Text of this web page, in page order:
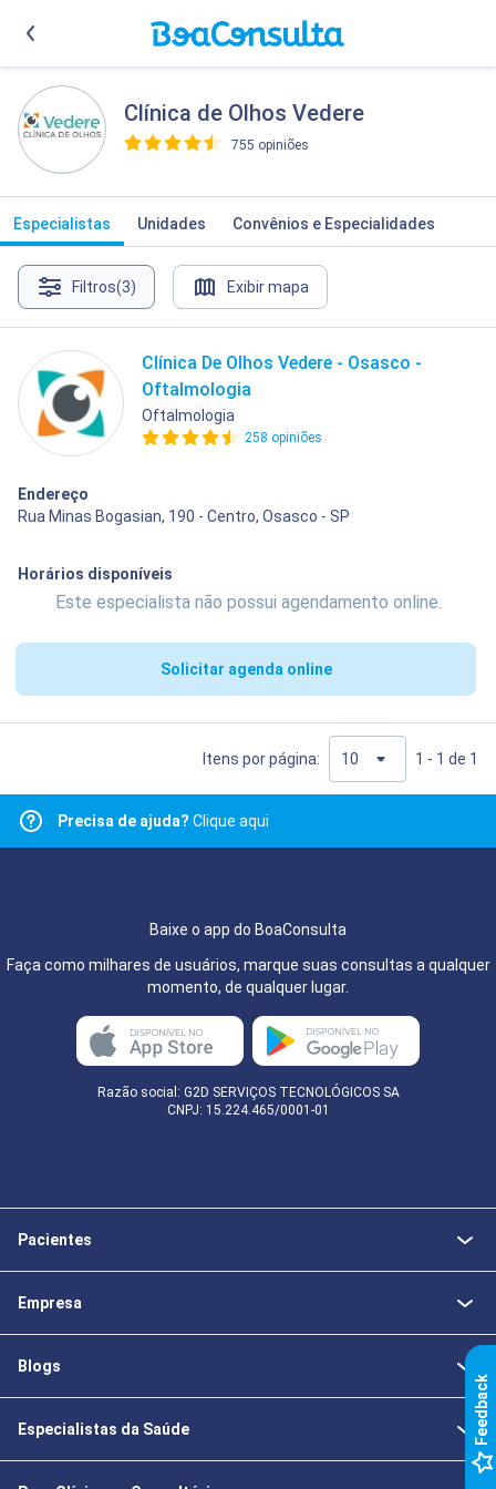
Clínica de Olhos Vedere
755 opiniões
Especialistas Unidades Convênios e Especialidades
Filtros(3) Exibir mapa
Clínica De Olhos Vedere - Osasco -
Oftalmologia
Oftalmologia
258 opiniões
Endereço
Rua Minas Bogasian, 190 - Centro, Osasco - SP
Horários disponíveis
Este especialista não possui agendamento online.
Solicitar agenda online
Itens por página: 1 - 1 de 1
Precisa de ajuda? Clique aqui
Baixe o app do BoaConsulta
Faça como milhares de usuários, marque suas consultas a qualquer
momento, de qualquer lugar.
Razão social: G2D SERVIÇOS TECNOLÓGICOS SA
CNPJ: 15.224.465/0001-01
Pacientes
Empresa
Blogs
Especialistas da Saúde k